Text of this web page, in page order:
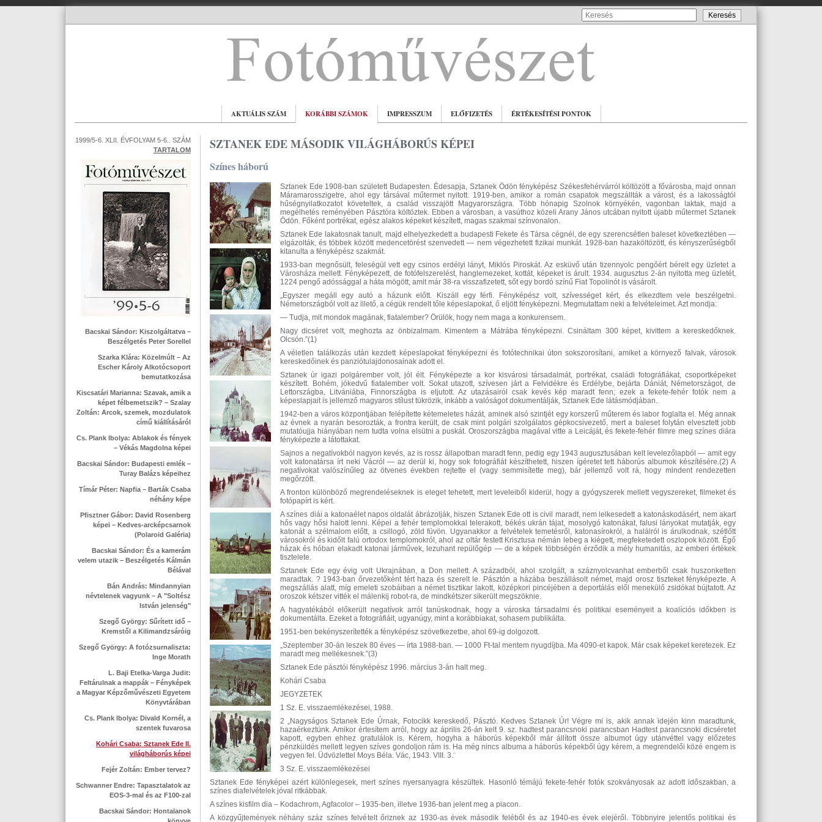
AKTUÁLIS SZÁM KORÁBBI SZÁMOK IMPRESSZUM ELŐFIZETÉS ÉRTÉKESÍTÉSI PONTOK
1999/5-6. XLII. ÉVFOLYAM 5-6.. SZÁM
TARTALOM
Bacskai Sándor: Kiszolgáltatva –
Beszélgetés Peter Sorellel
Szarka Klára: Közelmúlt – Az
Escher Károly Alkotócsoport
bemutatkozása
Kiscsatári Marianna: Szavak, amik a
képet félbemetszik? – Szalay
Zoltán: Arcok, szemek, mozdulatok
című kiállításáról
Cs. Plank Ibolya: Ablakok és fények
– Vékás Magdolna képei
Bacskai Sándor: Budapesti emlék –
Turay Balázs képeihez
Tímár Péter: Napfia – Barták Csaba
néhány képe
Pfisztner Gábor: David Rosenberg
képei – Kedves-arcképcsarnok
(Polaroid Galéria)
Bacskai Sándor: És a kamerám
velem utazik – Beszélgetés Kálmán
Bélával
Bán András: Mindannyian
névtelenek vagyunk – A "Soltész
István jelenség"
Szegő György: Sűrített idő –
Kremstől a Kilimandzsáróig
Szegő György: A fotózsurnaliszta:
Inge Morath
L. Baji Etelka-Varga Judit:
Feltárulnak a mappák – Fényképek
a Magyar Képzőművészeti Egyetem
Könyvtárában
Cs. Plank Ibolya: Divald Kornél, a
szentek fuvarosa
Kohári Csaba: Sztanek Ede II.
világháborús képei
Fejér Zoltán: Ember tervez?
Schwanner Endre: Tapasztalatok az
EOS-3-mal és az F100-zal
Bacskai Sándor: Hontalanok
SZTANEK EDE MÁSODIK VILÁGHÁBORÚS KÉPEI
Színes háború
Sztanek Ede 1908-ban született Budapesten. Édesapja, Sztanek Ödön fényképész Székesfehérvárról költözött a fővárosba, majd onnan
Máramarosszigetre, ahol egy társával műtermet nyitott. 1919-ben, amikor a román csapatok megszállták a várost, és a lakosságtól
hűségnyilatkozatot követeltek, a család visszajött Magyarországra. Több hónapig Szolnok környékén, vagonban laktak, majd a
megélhetés reményében Pásztóra költöztek. Ebben a városban, a vasúthoz közeli Arany János utcában nyitott újabb műtermet Sztanek
Ödön. Főként portrékat, egész alakos képeket készített, magas szakmai színvonalon.
Sztanek Ede lakatosnak tanult, majd elhelyezkedett a budapesti Fekete és Társa cégnél, de egy szerencsétlen baleset következtében —
elgázolták, és többek között medencetörést szenvedett — nem végezhetett fizikai munkát. 1928-ban hazaköltözött, és kényszerűségből
kitanulta a fényképész szakmát.
1933-ban megnősült, feleségül vett egy csinos erdélyi lányt, Miklós Piroskát. Az esküvő után tizennyolc pengőért bérelt egy üzletet a
Városháza mellett. Fényképezett, de fotófelszerelést, hanglemezeket, kottát, képeket is árult. 1934. augusztus 2-án nyitotta meg üzletét,
1224 pengő adóssággal a háta mögött, amit már 38-ra visszafizetett, sőt egy bordó színű Fiat Topolinót is vásárolt.
„Egyszer megáll egy autó a házunk előtt. Kiszáll egy férfi. Fényképész volt, szívességet kért, és elkezdtem vele beszélgetni.
Németországból volt az illető, a cégük rendelt tőle képeslapokat, ő eljött fényképezni. Megmutattam neki a felvételeimet. Azt mondja:
— Tudja, mit mondok magának, fiatalember? Örülök, hogy nem maga a konkurensem.
Nagy dicséret volt, meghozta az önbizalmam. Kimentem a Mátrába fényképezni. Csináltam 300 képet, kivittem a kereskedőknek.
Olcsón.”(1)
A véletlen találkozás után kezdett képeslapokat fényképezni és fotótechnikai úton sokszorosítani, amiket a környező falvak, városok
kereskedőinek és panziótulajdonosainak adott el.
Sztanek úr igazi polgárember volt, jól élt. Fényképezte a kor kisvárosi társadalmát, portrékat, családi fotográfiákat, csoportképeket
készített. Bohém, jókedvű fiatalember volt. Sokat utazott, szívesen járt a Felvidékre és Erdélybe, bejárta Dániát, Németországot, de
Lettországba, Litvániába, Finnországba is eljutott. Az utazásairól csak kevés kép maradt fenn; ezek a fekete-fehér fotók nem a
képeslapjait is jellemző magyaros stílust tükrözik, inkább a valóságot dokumentálják, Sztanek Ede látásmódjában.
1942-ben a város központjában felépítette kétemeletes házát, aminek alsó szintjét egy korszerű műterem és labor foglalta el. Még annak
az évnek a nyarán besorozták, a frontra került, de csak mint polgári szolgálatos gépkocsivezető, mert a baleset folytán elvesztett jobb
mutatóujja hiányában nem tudta volna elsütni a puskát. Oroszországba magával vitte a Leicáját, és fekete-fehér filmre meg színes diára
fényképezte a látottakat.
Sajnos a negatívokból nagyon kevés, az is rossz állapotban maradt fenn, pedig egy 1943 augusztusában kelt levelezőlapból — amit egy
volt katonatársa írt neki Vácról — az derül ki, hogy sok fotográfiát készíthetett, hiszen ígéretet tett háborús albumok készítésére.(2) A
negatívokat valószínűleg az ötvenes években rejtette el (vagy semmisítette meg), bár jellemző volt rá, hogy mindent rendezetten
megőrzött.
A fronton különböző megrendeléseknek is eleget tehetett, mert leveleiből kiderül, hogy a gyógyszerek mellett vegyszereket, filmeket és
fotópapírt is kért.
A színes diái a katonaélet napos oldalát ábrázolják, hiszen Sztanek Ede ott is civil maradt, nem lelkesedett a katonáskodásért, nem akart
hős vagy hősi halott lenni. Képei a fehér templomokkal telerakott, békés ukrán tájat, mosolygó katonákat, falusi lányokat mutatják, egy
katonát a szélmalom előtt, a csillogó, zöld füvön. Ugyanakkor a felvételek temetésről, katonasírokról, a halálról is árulkodnak, szétlőtt
városokról és kidőlt falú ortodox templomokról, ahol az oltár festett Krisztusa némán lebeg a kiégett, megfeketedett oszlopok között. Égő
házak és hóban elakadt katonai járművek, lezuhant repülőgép — de a képek többségén érződik a mély humanitás, az emberi értékek
tisztelete.
Sztanek Ede egy évig volt Ukrajnában, a Don mellett. A századból, ahol szolgált, a száznyolcvanhat emberből csak huszonketten
maradtak. ? 1943-ban őrvezetőként tért haza és szerelt le. Pásztón a házába beszállásolt német, majd orosz tiszteket fényképezte. A
megszállás alatt, míg emeleti szobáiban a német tisztikar lakott, középkori pincéjében a deportálás elől menekülő zsidókat bújtatott. Az
oroszok kétszer vitték el málenkij robot-ra, de mindkétszer sikerült megszöknie.
A hagyatékából előkerült negatívok arról tanúskodnak, hogy a városka társadalmi és politikai eseményeit a koalíciós időkben is
dokumentálta. Ezeket a fotográfiáit, ugyanúgy, mint a korábbiakat, sohasem publikálta.
1951-ben bekényszerítették a fényképész szövetkezetbe, ahol 69-ig dolgozott.
„Szeptember 30-án leszek 80 éves — írta 1988-ban. — 1000 Ft-tal mentem nyugdíjba. Ma 4090-et kapok. Már csak képeket keretezek. Ez
maradt meg mellékesnek.”(3)
Sztanek Ede pásztói fényképész 1996. március 3-án halt meg.
Kohári Csaba
JEGYZETEK
1 Sz. E. visszaemlékezései, 1988.
2 „Nagyságos Sztanek Ede Úrnak, Fotocikk kereskedő, Pásztó. Kedves Sztanek Úr! Végre mi is, akik annak idején kinn maradtunk,
hazaérkeztünk. Amikor értesítem arról, hogy az április 26-án kelt 9. sz. hadtest parancsnoki parancsban Hadtest parancsnoki dicséretet
kapott, egyben ehhez gratulálok is. Kérem, hogyha a háborús képekből már állított össze albumot úgy utánvéttel vagy előzetes
pénzküldés mellett legyen szíves gondoljon rám is. Ha még nincs albuma a háborús képekből úgy kérem, a megrendelői közé engem is
vegyen fel. Üdvözlettel Moys Béla. Vác, 1943. VIII. 3.¨
3 Sz. E. visszaemlékezései
Sztanek Ede fényképei azért különlegesek, mert színes nyersanyagra készültek. Hasonló témájú fekete-fehér fotók szokványosak az adott időszakban, a
színes diafelvételek jóval ritkábbak.
A színes kisfilm dia – Kodachrom, Agfacolor – 1935-ben, illetve 1936-ban jelent meg a piacon.
A közgyűjtemények néhány száz színes felvételt őriznek az 1930-as évek második feléből és az 1940-es évek elejéről. Többnyire jelentős politikai és